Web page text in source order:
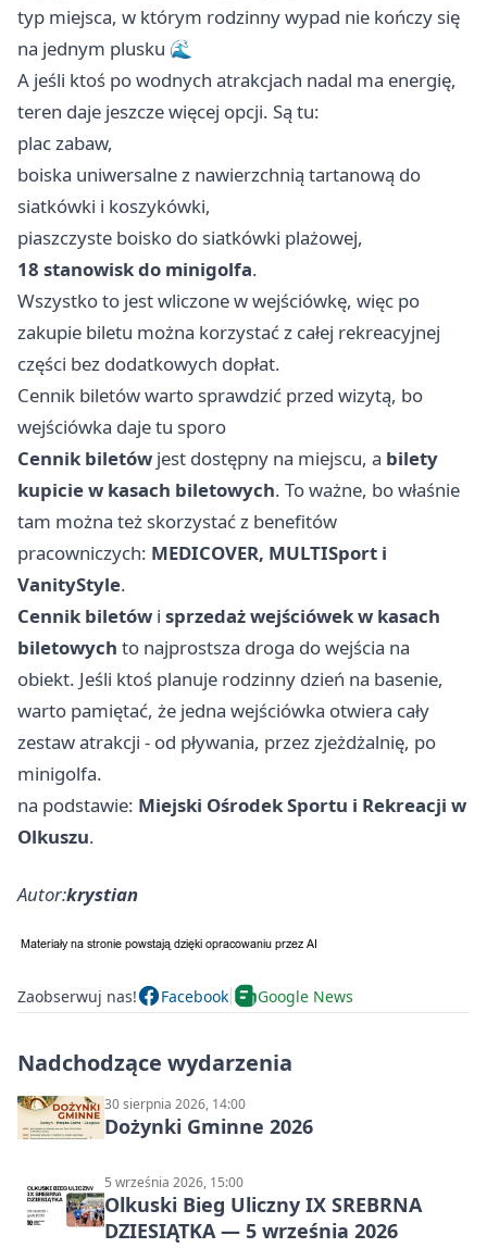
typ miejsca, w którym rodzinny wypad nie kończy się
na jednym plusku 🌊
A jeśli ktoś po wodnych atrakcjach nadal ma energię,
teren daje jeszcze więcej opcji. Są tu:
plac zabaw,
boiska uniwersalne z nawierzchnią tartanową do
siatkówki i koszykówki,
piaszczyste boisko do siatkówki plażowej,
18 stanowisk do minigolfa.
Wszystko to jest wliczone w wejściówkę, więc po
zakupie biletu można korzystać z całej rekreacyjnej
części bez dodatkowych dopłat.
Cennik biletów warto sprawdzić przed wizytą, bo
wejściówka daje tu sporo
Cennik biletów jest dostępny na miejscu, a bilety
kupicie w kasach biletowych. To ważne, bo właśnie
tam można też skorzystać z benefitów
pracowniczych: MEDICOVER, MULTISport i
VanityStyle.
Cennik biletów i sprzedaż wejściówek w kasach
biletowych to najprostsza droga do wejścia na
obiekt. Jeśli ktoś planuje rodzinny dzień na basenie,
warto pamiętać, że jedna wejściówka otwiera cały
zestaw atrakcji - od pływania, przez zjeżdżalnię, po
minigolfa.
na podstawie: Miejski Ośrodek Sportu i Rekreacji w
Olkuszu.
Autor:krystian
Zaobserwuj nas! Facebook Google News
Nadchodzące wydarzenia
30 sierpnia 2026, 14:00
Dożynki Gminne 2026
5 września 2026, 15:00
Olkuski Bieg Uliczny IX SREBRNA
DZIESIĄTKA — 5 września 2026